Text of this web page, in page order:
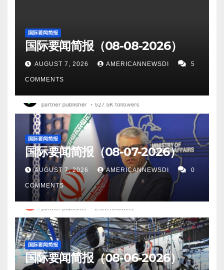
国际要闻简报
国际要闻简报（08-08-2026）
AUGUST 7, 2026 AMERICANNEWSDI 5
COMMENTS
国际要闻简报
国际要闻简报（08-07-2026）
AUGUST 7, 2026 AMERICANNEWSDI 0
COMMENTS
国际要闻简报
国际要闻简报（08-06-2026）